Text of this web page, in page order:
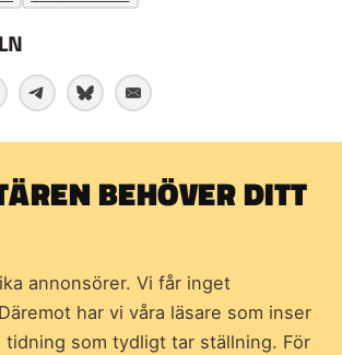
BEHÖVER DITT
annonsörer. Vi får inget
har vi våra läsare som inser
tidning som tydligt tar ställning. För